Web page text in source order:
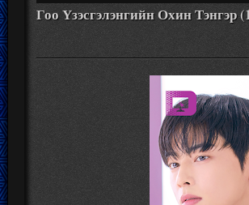
Гоо Үзэсгэлэнгийн Охин